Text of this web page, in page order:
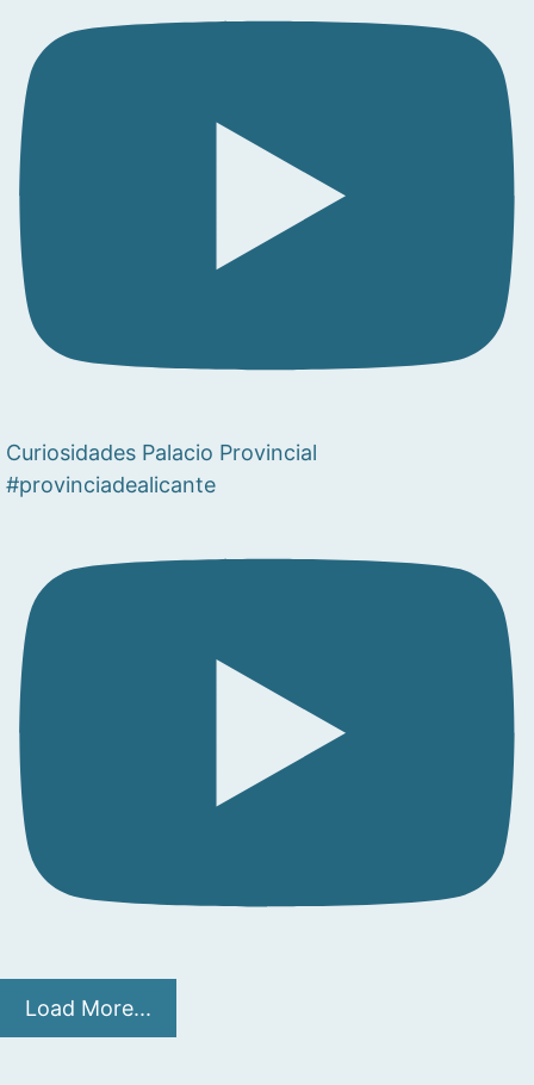
Curiosidades Palacio Provincial
#provinciadealicante
Load More...